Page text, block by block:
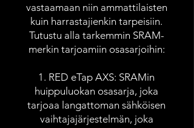
vastaamaan niin ammattilaisten
kuin harrastajienkin tarpeisiin.
Tutustu alla tarkemmin SRAM-
merkin tarjoamiin osasarjoihin:
1. RED eTap AXS: SRAMin
huippuluokan osasarja, joka
tarjoaa langattoman sähköisen
vaihtajajärjestelmän, joka